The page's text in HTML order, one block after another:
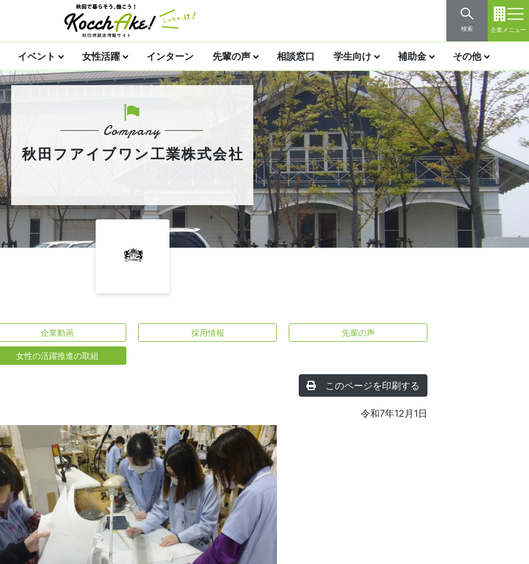
検索 企業メニュー
イベント 女性活躍 インターン 先輩の声 相談窓口 学生向け 補助金 その他
秋田フアイブワン工業株式会社
企業動画 採用情報 先輩の声
女性の活躍推進の取組
このページを印刷する
令和7年12月1日